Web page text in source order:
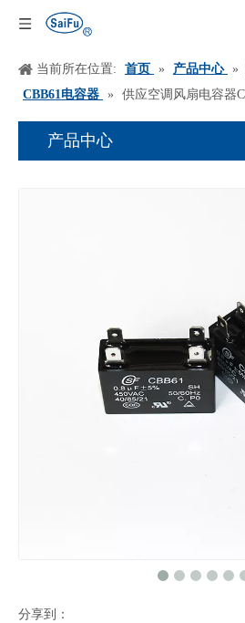
当前所在位置: 首页 » 产品中心 »
CBB61电容器 » 供应空调风扇电容器
产品中心
分享到：